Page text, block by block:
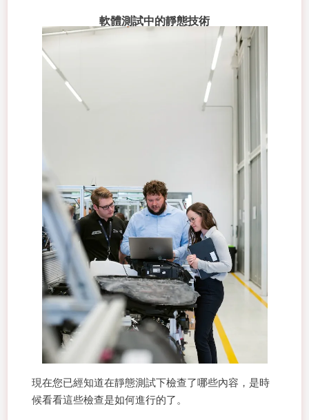
軟體測試中的靜態技術
現在您已經知道在靜態測試下檢查了哪些內容，是時
候看看這些檢查是如何進行的了。